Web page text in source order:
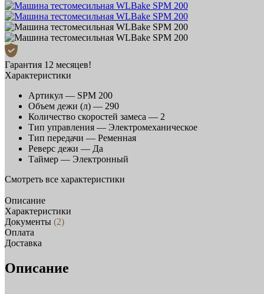
Гарантия 12 месяцев!
Характеристики
Артикул — SPM 200
Объем дежи (л) — 290
Количество скоростей замеса — 2
Тип управления — Электромеханическое
Тип передачи — Ременная
Реверс дежи — Да
Таймер — Электронный
Смотреть все характеристики
Описание
Характеристики
Документы (2)
Оплата
Доставка
Описание